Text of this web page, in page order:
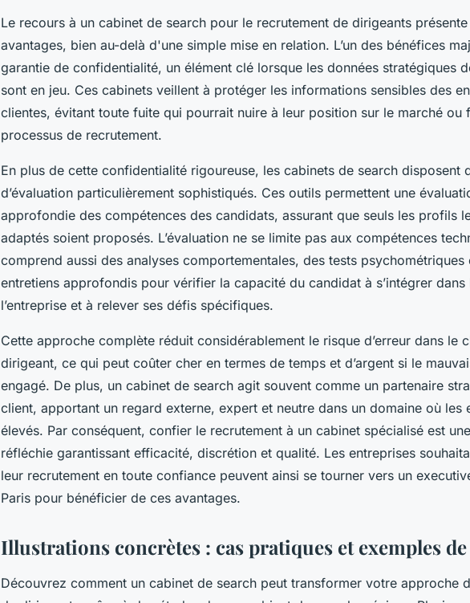
Le recours à un cabinet de search pour le recrutement de dirigeants
avantages, bien au-delà d'une simple mise en relation. L’un des bénéfices
garantie de confidentialité, un élément clé lorsque les données stratégiques
sont en jeu. Ces cabinets veillent à protéger les informations sensibles des
clientes, évitant toute fuite qui pourrait nuire à leur position sur le marché ou
processus de recrutement.
En plus de cette confidentialité rigoureuse, les cabinets de search disposent
d’évaluation particulièrement sophistiqués. Ces outils permettent une
approfondie des compétences des candidats, assurant que seuls les profils
adaptés soient proposés. L’évaluation ne se limite pas aux compétences
comprend aussi des analyses comportementales, des tests psychométriques
entretiens approfondis pour vérifier la capacité du candidat à s’intégrer dans
l’entreprise et à relever ses défis spécifiques.
Cette approche complète réduit considérablement le risque d’erreur dans le
dirigeant, ce qui peut coûter cher en termes de temps et d’argent si le
engagé. De plus, un cabinet de search agit souvent comme un partenaire
client, apportant un regard externe, expert et neutre dans un domaine où les
élevés. Par conséquent, confier le recrutement à un cabinet spécialisé est
réfléchie garantissant efficacité, discrétion et qualité. Les entreprises
leur recrutement en toute confiance peuvent ainsi se tourner vers un
Paris pour bénéficier de ces avantages.
Illustrations concrètes : cas pratiques et exemples
Découvrez comment un cabinet de search peut transformer votre approche